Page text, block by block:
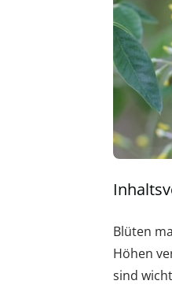
Blüten
Höhen
sind